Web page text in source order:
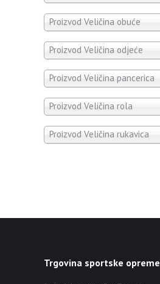
Proizvod Veličina obuće
Proizvod Veličina odjeće
Proizvod Veličina pancerica
Proizvod Veličina rola
Proizvod Veličina rukavica
Trgovina sportske opreme